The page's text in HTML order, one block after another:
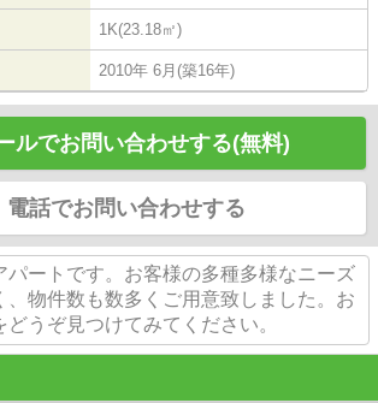
1K(23.18㎡)
2010年 6月(築16年)
ルでお問い合わせする(無料)
電話でお問い合わせする
パートです。お客様の多種多様なニーズ
、物件数も数多くご用意致しました。お
うぞ見つけてみてください。